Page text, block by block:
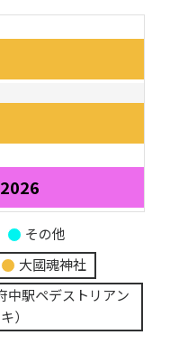
その他
大國魂神社
中駅ペデストリアン
）